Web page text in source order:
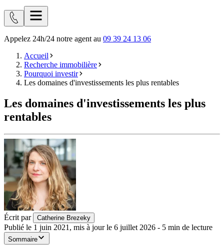
Appelez 24h/24 notre agent au 09 39 24 13 06
Accueil
Recherche immobilière
Pourquoi investir
Les domaines d'investissements les plus rentables
Les domaines d'investissements les plus
rentables
Écrit par Catherine Brezeky
Publié le 1 juin 2021 , mis à jour le 6 juillet 2026 - 5 min de lecture
Sommaire